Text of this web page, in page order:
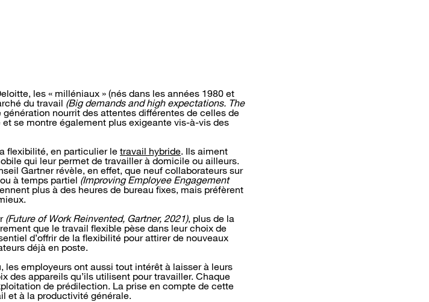
les « milléniaux » (nés dans les années 1980 et
du travail (Big demands and high expectations. The
génération nourrit des attentes différentes de celles de
se montre également plus exigeante vis-à-vis des
flexibilité, en particulier le travail hybride. Ils aiment
qui leur permet de travailler à domicile ou ailleurs.
Gartner révèle, en effet, que neuf collaborateurs sur
à temps partiel (Improving Employee Engagement
plus à des heures de bureau fixes, mais préfèrent
(Future of Work Reinvented, Gartner, 2021), plus de la
que le travail flexible pèse dans leur choix de
d’offrir de la flexibilité pour attirer de nouveaux
déjà en poste.
employeurs ont aussi tout intérêt à laisser à leurs
des appareils qu’ils utilisent pour travailler. Chaque
de prédilection. La prise en compte de cette
et à la productivité générale.